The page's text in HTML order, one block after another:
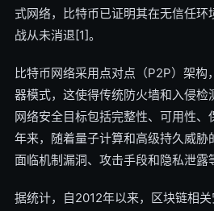
式网络，比特币已证明其在无信任环
战从未消退[1]。
比特币网络采用点对点（P2P）架
器模式，这使得传统防火墙和入侵检
网络安全目标包括完整性、可用性
年来，随着量子计算和高级持久威胁
面临机制漏洞、攻击手段和隐私泄露
据统计，自2012年以来，区块链相